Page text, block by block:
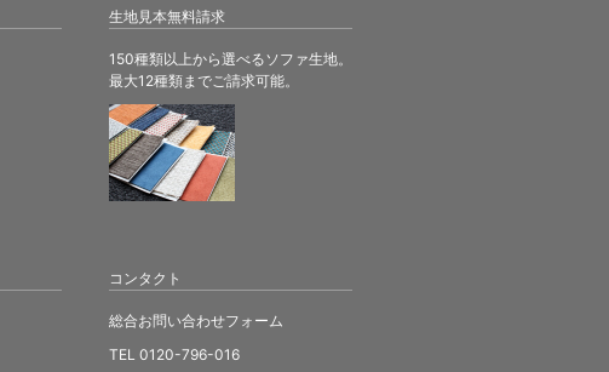
生地見本無料請求
150種類以上から選べるソファ生地。
最大12種類までご請求可能。
コンタクト
総合お問い合わせフォーム
TEL 0120-796-016